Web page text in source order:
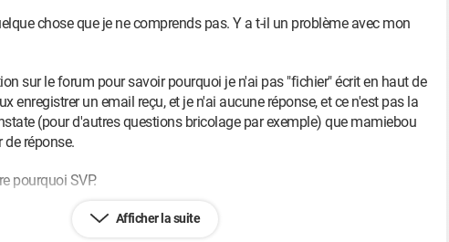
chose que je ne comprends pas. Y a t-il un problème avec mon
sur le forum pour savoir pourquoi je n'ai pas "fichier" écrit en haut de
enregistrer un email reçu, et je n'ai aucune réponse, et ce n'est pas la
(pour d'autres questions bricolage par exemple) que mamiebou
de réponse.
pourquoi SVP.
Afficher la suite